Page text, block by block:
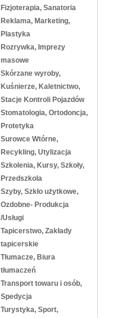
Fizjoterapia, Sanatoria
Reklama, Marketing,
Plastyka
Rozrywka, Imprezy
masowe
Skórzane wyroby,
Kuśnierze, Kaletnictwo,
Stacje Kontroli Pojazdów
Stomatologia, Ortodoncja,
Protetyka
Surowce Wtórne,
Recykling, Utylizacja
Szkolenia, Kursy, Szkoły,
Przedszkola
Szyby, Szkło użytkowe,
Ozdobne- Produkcja
/Usługi
Tapicerstwo, Zakłady
tapicerskie
Tłumacze, Biura
tłumaczeń
Transport towaru i osób,
Spedycja
Turystyka, Sport,